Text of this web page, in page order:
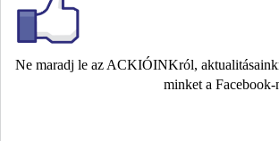
Ne maradj le az ACKIÓINKról,
minket a Facebook-